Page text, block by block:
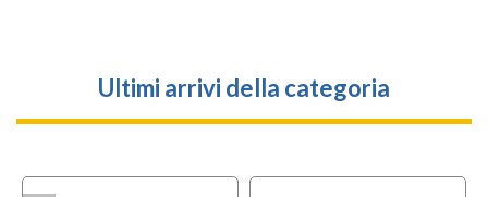
Ultimi arrivi della categoria